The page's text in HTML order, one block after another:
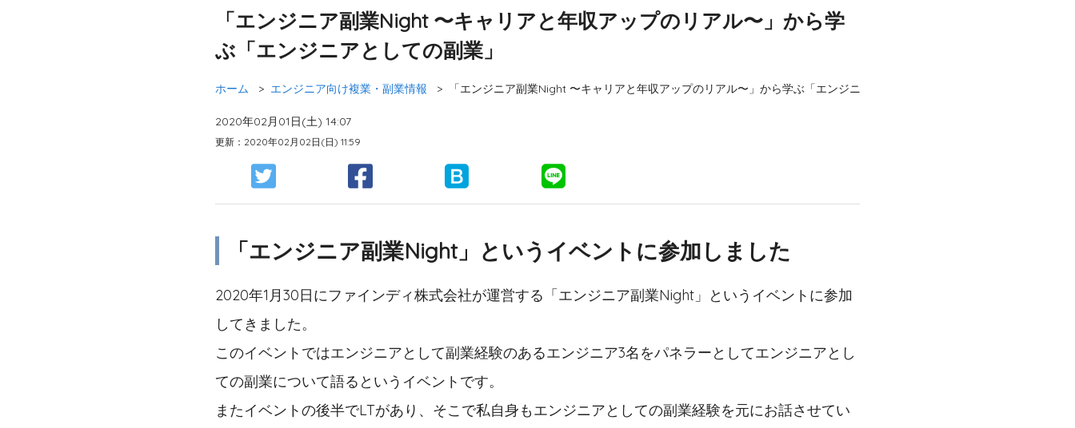
「エンジニア副業Night 〜キャリアと年収アップのリアル〜」から学
ぶ「エンジニアとしての副業」
ホーム > エンジニア向け複業・副業情報 > 「エンジニア副業Night 〜キャリアと年収アップのリアル〜」から学ぶ「エンジニアとしての副業」
2020年02月01日(土) 14:07
更新：2020年02月02日(日) 11:59
「エンジニア副業Night」というイベントに参加しました
2020年1月30日にファインディ株式会社が運営する「エンジニア副業Night」というイベントに参加
してきました。
このイベントではエンジニアとして副業経験のあるエンジニア3名をパネラーとしてエンジニアとし
ての副業について語るというイベントです。
またイベントの後半でLTがあり、そこで私自身もエンジニアとしての副業経験を元にお話させてい